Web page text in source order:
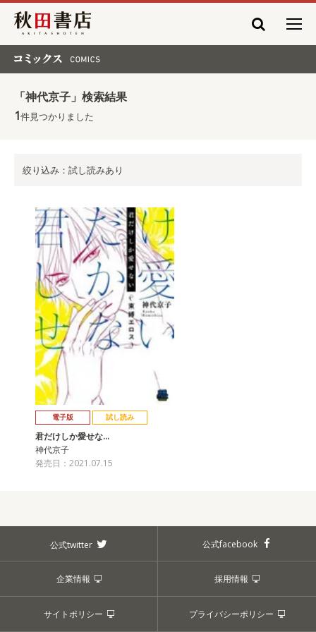
秋田書店
「神代京子」検索結果
1件見つかりました
絞り込み：試し読みあり
電子版 試し読み
君だけしか愛せな…
神代京子
発売日：2021.07.15
公式twitter 公式facebook
企業情報 採用情報
サイトポリシー プライバシーポリシー